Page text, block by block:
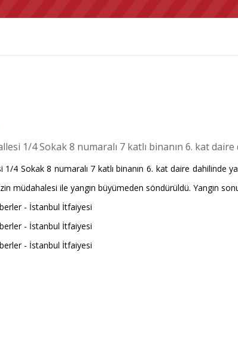
1/4 Sokak 8 numaralı 7 katlı binanın 6. kat
1/4 Sokak 8 numaralı 7 katlı binanın 6. kat daire dahilinde
müdahalesi ile yangın büyümeden söndürüldü. Yangın